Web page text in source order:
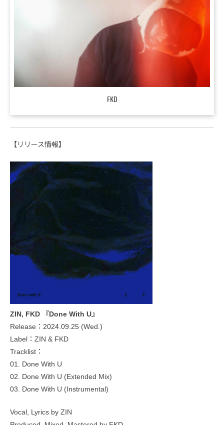
FKD
【リリース情報】
ZIN, FKD 『Done With U』
Release：2024.09.25 (Wed.)
Label：ZIN & FKD
Tracklist：
01. Done With U
02. Done With U (Extended Mix)
03. Done With U (Instrumental)
Vocal, Lyrics by ZIN